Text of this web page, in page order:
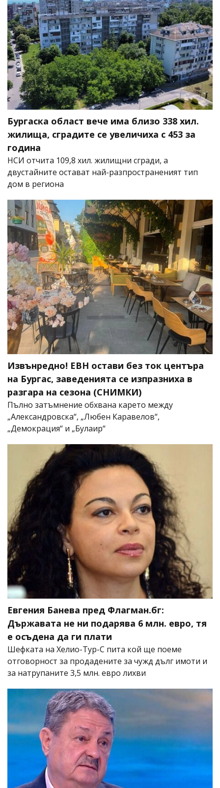
Бургаска област вече има близо 338 хил.
жилища, сградите се увеличиха с 453 за
година
НСИ отчита 109,8 хил. жилищни сгради, а
двустайните остават най-разпространеният тип
дом в региона
Извънредно! ЕВН остави без ток центъра
на Бургас, заведенията се изпразниха в
разгара на сезона (СНИМКИ)
Пълно затъмнение обхвана карето между
„Александровска“, „Любен Каравелов“,
„Демокрация“ и „Булаир“
Евгения Банева пред Флагман.бг:
Държавата не ни подарява 6 млн. евро, тя
е осъдена да ги плати
Шефката на Хелио-Тур-С пита кой ще поеме
отговорност за продадените за чужд дълг имоти и
за натрупаните 3,5 млн. евро лихви